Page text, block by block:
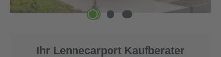
Ihr Lennecarport Kaufberater